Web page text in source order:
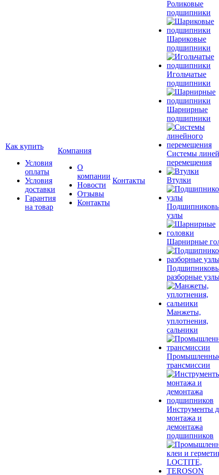
Как купить
Условия
оплаты
Условия
доставки
Гарантия
на товар
Компания
О
компании
Новости
Отзывы
Контакты
Контакты
Роликовые
подшипники
Шариковые
подшипники
Игольчатые
подшипники
Шарнирные
подшипники
Системы
перемещения
Втулки
узлы
Шарнирные
разборные
Манжеты,
уплотнения,
сальники
трансмиссии
Инструменты
монтажа и
демонтажа
подшипников